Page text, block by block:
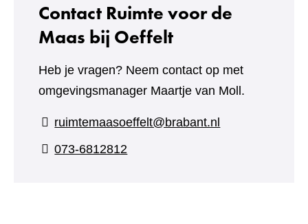
Contact Ruimte voor de
Maas bij Oeffelt
Heb je vragen? Neem contact op met
omgevingsmanager Maartje van Moll.
ruimtemaasoeffelt@brabant.nl
073-6812812